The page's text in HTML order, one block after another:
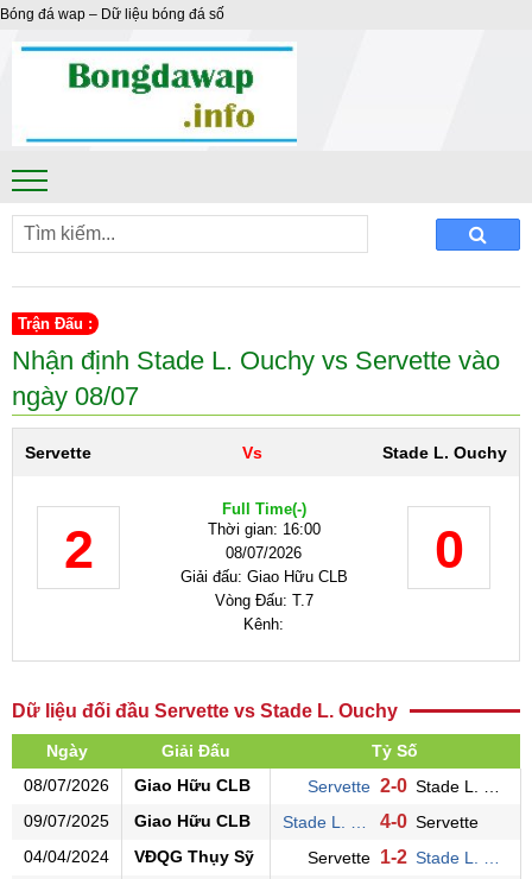
Bóng đá wap – Dữ liệu bóng đá số
Trận Đấu :
Nhận định Stade L. Ouchy vs Servette vào
ngày 08/07
Servette Vs Stade L. Ouchy
2
Full Time(-)
Thời gian: 16:00
08/07/2026
Giải đấu: Giao Hữu CLB
Vòng Đấu: T.7
Kênh:
0
Dữ liệu đối đầu Servette vs Stade L. Ouchy
Ngày Giải Đấu
Tỷ Số
08/07/2026
Giao Hữu CLB Servette 2-0
09/07/2025
Giao Hữu CLB 4-0 Servette
04/04/2024
VĐQG Thụy Sỹ Servette 1-2